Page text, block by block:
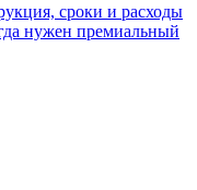
сроки и расходы
нужен премиальный